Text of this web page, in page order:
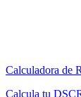
Calculadora de
Calcula tu